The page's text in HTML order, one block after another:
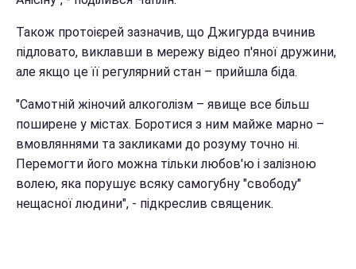
Також протоієрей зазначив, що Джигурда вчинив
підловато, виклавши в мережу відео п'яної дружини,
але якщо це її регулярний стан – прийшла біда.
"Самотній жіночий алкоголізм – явище все більш
поширене у містах. Боротися з ним майже марно –
вмовляннями та закликами до розуму точно ні.
Перемогти його можна тільки любов'ю і залізною
волею, яка порушує всяку самогубну "свободу"
нещасної людини", - підкреслив священик.